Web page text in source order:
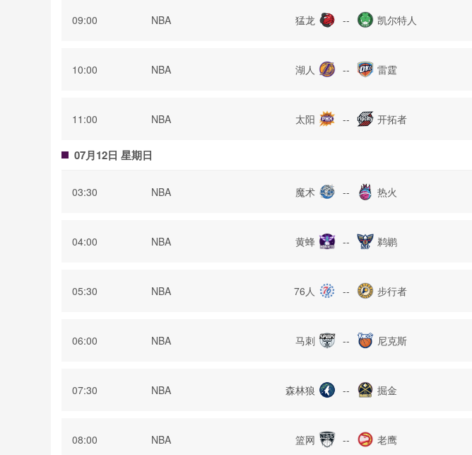
09:00 NBA 猛龙 -- 凯尔特人
10:00 NBA 湖人 -- 雷霆
11:00 NBA 太阳 -- 开拓者
07月12日 星期日
03:30 NBA 魔术 -- 热火
04:00 NBA 黄蜂 -- 鹈鹕
05:30 NBA 76人 -- 步行者
06:00 NBA 马刺 -- 尼克斯
07:30 NBA 森林狼 -- 掘金
08:00 NBA 篮网 -- 老鹰